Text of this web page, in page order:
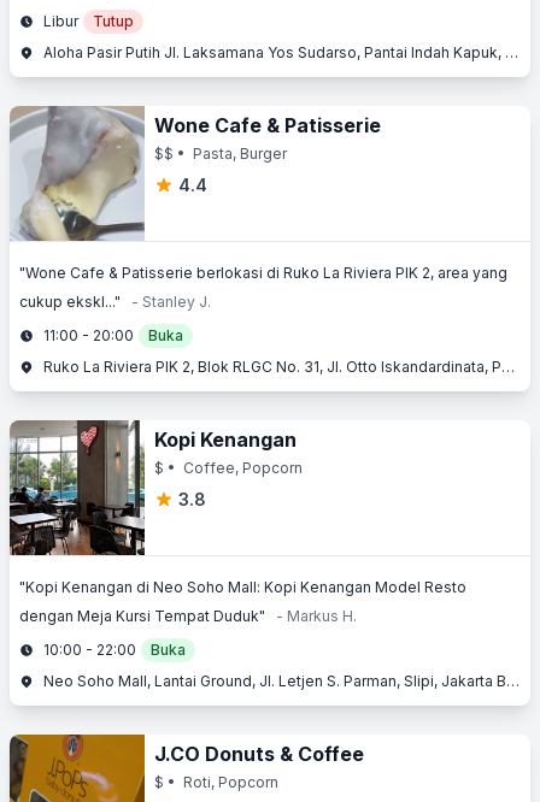
Libur
Tutup
Aloha Pasir Putih Jl. Laksamana Yos Sudarso, Pantai Indah Kapuk, Penjaringan, Jakarta Utara
Wone Cafe & Patisserie
$$ • Pasta, Burger
4.4
"Wone Cafe & Patisserie berlokasi di Ruko La Riviera PIK 2, area yang
cukup ekskl..."
- Stanley J.
11:00 - 20:00
Buka
Ruko La Riviera PIK 2, Blok RLGC No. 31, Jl. Otto Iskandardinata, Pantai Indah Kapuk (PIK), Penjaringan, Jakarta Utara, Jakarta
Kopi Kenangan
$ • Coffee, Popcorn
3.8
"Kopi Kenangan di Neo Soho Mall: Kopi Kenangan Model Resto
dengan Meja Kursi Tempat Duduk"
- Markus H.
10:00 - 22:00
Buka
Neo Soho Mall, Lantai Ground, Jl. Letjen S. Parman, Slipi, Jakarta Barat, Jakarta
J.CO Donuts & Coffee
$ • Roti, Popcorn